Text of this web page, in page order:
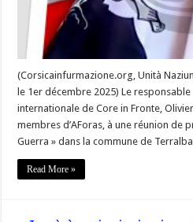
(Corsicainfurmazione.org, Unità
le 1er décembre 2025) Le
internationale de Core in Fronte,
membres d’AForas, à une réunion de
Guerra » dans la commune de
Read More »